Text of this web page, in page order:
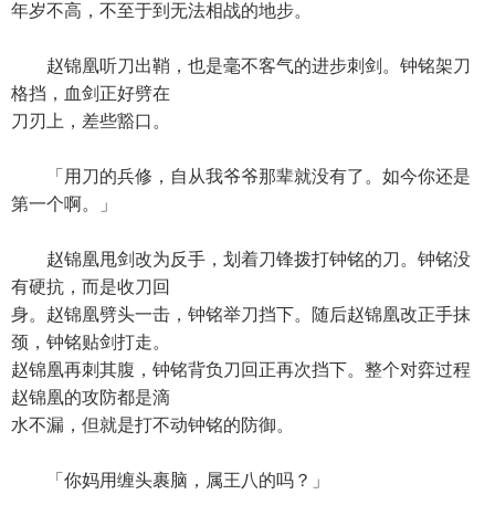
年岁不高，不至于到无法相战的地步。
赵锦凰听刀出鞘，也是毫不客气的进步刺剑。钟铭架刀
格挡，血剑正好劈在
刀刃上，差些豁口。
「用刀的兵修，自从我爷爷那辈就没有了。如今你还是
第一个啊。」
赵锦凰甩剑改为反手，划着刀锋拨打钟铭的刀。钟铭没
有硬抗，而是收刀回
身。赵锦凰劈头一击，钟铭举刀挡下。随后赵锦凰改正手抹
颈，钟铭贴剑打走。
赵锦凰再刺其腹，钟铭背负刀回正再次挡下。整个对弈过程
赵锦凰的攻防都是滴
水不漏，但就是打不动钟铭的防御。
「你妈用缠头裹脑，属王八的吗？」